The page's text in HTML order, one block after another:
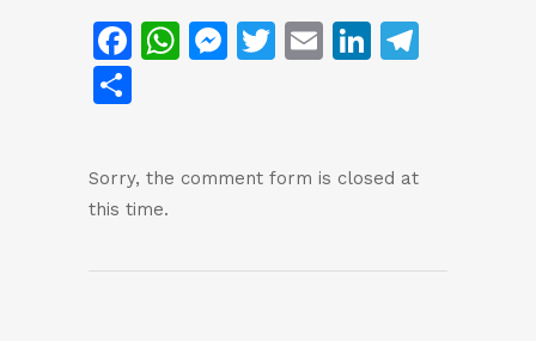
Facebook
WhatsApp
Messenger
Twitter
EmailLinkedIn
Sorry, the comment form is closed at
this time.